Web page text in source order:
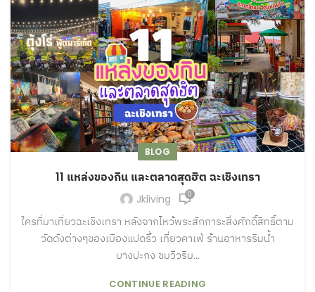
BLOG
11 แหล่งของกิน และตลาดสุดฮิต ฉะเชิงเทรา
Jkliving 0
ใครที่มาเที่ยวฉะเชิงเทรา หลังจากไหว้พระสักการะสิ่งศักดิ์สิทธิ์ตาม
วัดดังต่างๆของเมืองแปดริ้ว เที่ยวคาเฟ่ ร้านอาหารริมน้ำ
บางปะกง ชมวิวริม...
CONTINUE READING